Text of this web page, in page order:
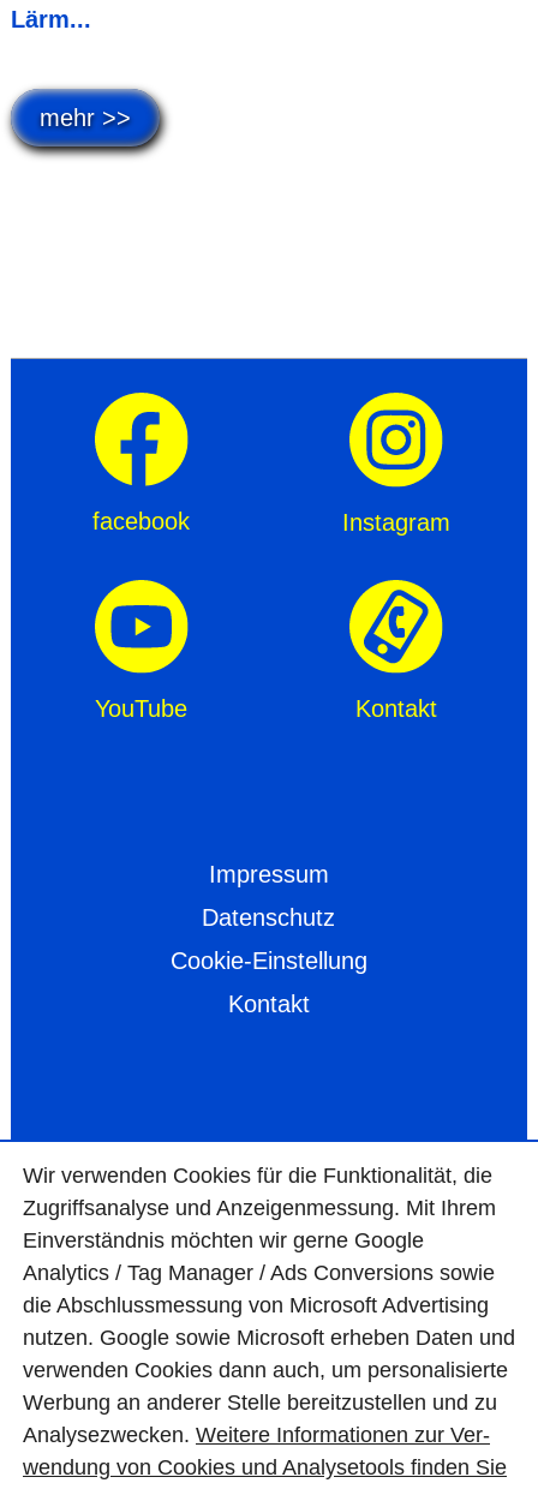
Lärm...
mehr >>
facebook Instagram
YouTube Kontakt
Impressum
Datenschutz
Cookie-Einstellung
Kontakt
© BAS Mauerwerkstrockenlegung GmbH
Wir ver­wen­den Cookies für die Funktio­na­lität, die
Zugriffs­ana­lyse und Anzei­gen­mes­sung. Mit Ihrem
Ein­ver­ständ­nis möchten wir gerne Google
Analytics / Tag Manager / Ads Con­ver­sions sowie
die Abschluss­mes­sung von Micro­soft Adver­tising
nutzen. Google sowie Micro­soft erheben Daten und
ver­wen­den Cookies dann auch, um perso­nali­sierte
Wer­bung an ande­rer Stelle bereit­zu­stel­len und zu
Ana­lyse­zwecken. Wei­tere Infor­matio­nen zur Ver­
wen­dung von Cookies und Ana­lyse­tools fin­den Sie